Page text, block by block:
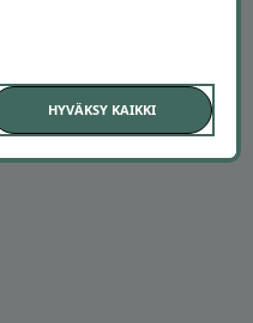
HYVÄKSY KAIKKI